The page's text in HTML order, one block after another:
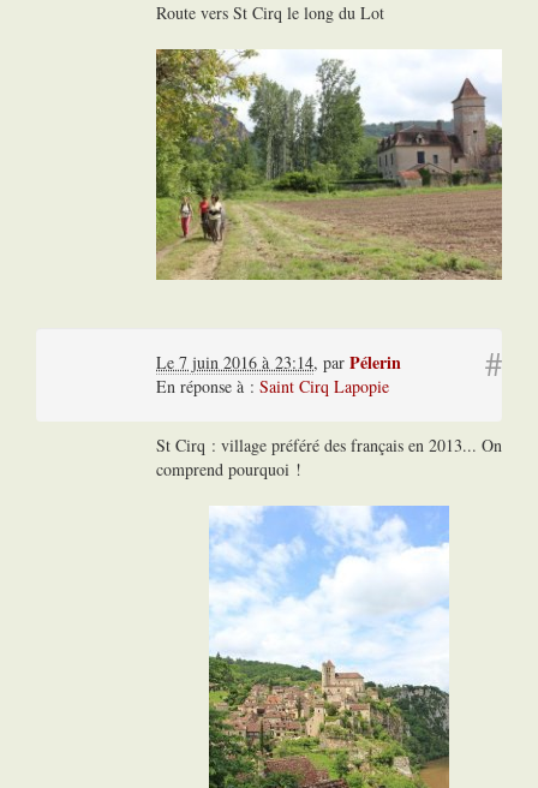
Route vers St Cirq le long du Lot
#
Le 7 juin 2016 à 23:14, par Pélerin
En réponse à : Saint Cirq Lapopie
St Cirq : village préféré des français en 2013... On
comprend pourquoi !